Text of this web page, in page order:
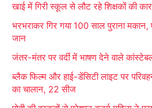
खाई में गिरी स्कूल से लौट रहे शिक्षकों की
भरभराकर गिर गया 100 साल पुराना मकान,
जान
जंतर-मंतर पर वर्दी में भाषण देने वाले
ब्लैक फिल्म और हाई-डेंसिटी लाइट पर
का चालान, 22 सीज